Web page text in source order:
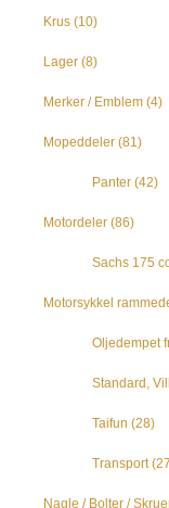
Krus (10)
Lager (8)
Merker / Emblem (4)
Mopeddeler (81)
Panter (42)
Motordeler (86)
Sachs 175
Motorsykkel
Oljedempet
Standard,
Taifun (28)
Transport
Nagle / Bolter /